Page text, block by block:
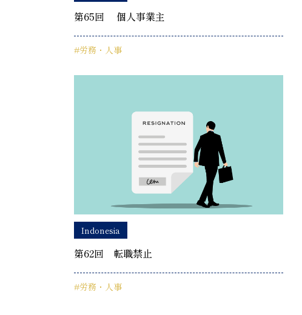
第65回 個人事業主
#労務・人事
Indonesia
第62回 転職禁止
#労務・人事